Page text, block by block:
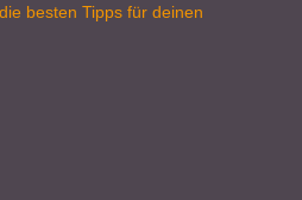
besten Tipps für deinen